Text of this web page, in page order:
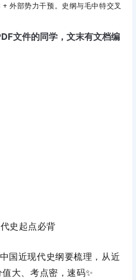
外部势力干预。史纲与毛中特交叉
文件的同学，文末有文档编
史起点必背
国近现代史纲要梳理，从近
大、考点密，速码✨